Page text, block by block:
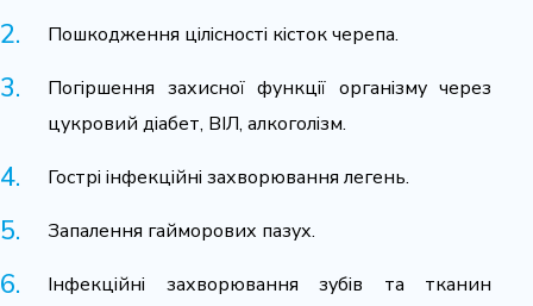
Пошкодження цілісності кісток черепа.
Погіршення захисної функції організму через
цукровий діабет, ВІЛ, алкоголізм.
Гострі інфекційні захворювання легень.
Запалення гайморових пазух.
Інфекційні захворювання зубів та тканин